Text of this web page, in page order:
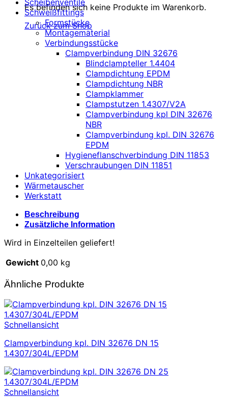
Es befinden sich keine Produkte im Warenkorb.
Zurück zum Shop
Schweißfittings
Formstücke
Montagematerial
Verbindungsstücke
Clampverbindung DIN 32676
Blindclampteller 1.4404
Clampdichtung EPDM
Clampdichtung NBR
Clampklammer
Clampstutzen 1.4307/V2A
Clampverbindung kpl DIN 32676
NBR
Clampverbindung kpl. DIN 32676
EPDM
Hygieneflanschverbindung DIN 11853
Verschraubungen DIN 11851
Unkategorisiert
Wärmetauscher
Werkstatt
Beschreibung
Zusätzliche Information
Wird in Einzelteilen geliefert!
Gewicht 0,00 kg
Ähnliche Produkte
Schnellansicht
Clampverbindung kpl. DIN 32676 DN 15
1.4307/304L/EPDM
Schnellansicht